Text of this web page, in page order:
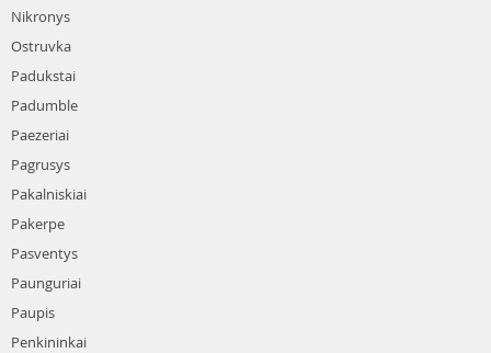
Nikronys
Ostruvka
Padukstai
Padumble
Paezeriai
Pagrusys
Pakalniskiai
Pakerpe
Pasventys
Paunguriai
Paupis
Penkininkai